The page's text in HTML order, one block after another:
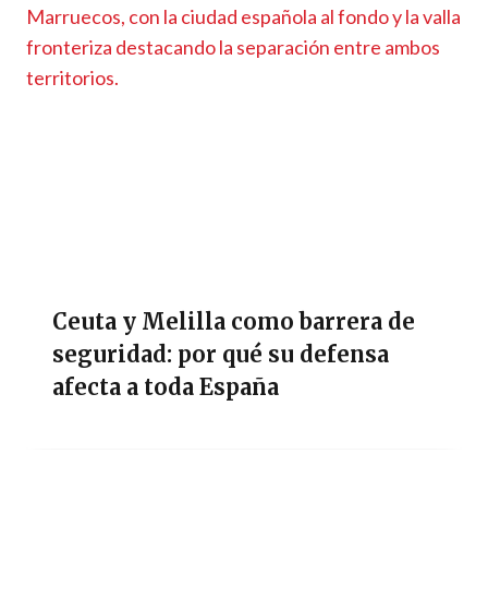
Ceuta y Melilla como barrera de
seguridad: por qué su defensa
afecta a toda España